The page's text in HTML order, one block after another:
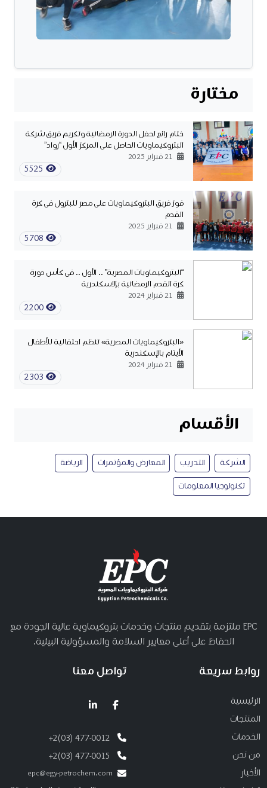
مختارة
5525
ختام رائع لحفل الدورة الرمضانية وتكريم فريق شركة
البتروكيماويات الحاصل على المركز الأول “رواد”
5708
فوز فريق البتروكيماويات على مصر للبترول فى كرة
القدم
2200
“البتروكيماويات المصرية” .. الأول .. فى كأس دورة
كرة القدم الرمضانية بإلاسكندرية
2303
«البتروكيماويات المصرية» تنظم احتفالية للأطفال
الأيتام بالإسكندرية
الأقسام
الشركة التدريب المعارض والمؤتمرات الرياضة
تكنولوجيا المعلومات
EPC ملتزمة بتقديم منتجات وخدمات بتروكيماوية عالية الجودة مع
الحفاظ على أعلى معايير السلامة والمسؤولية البيئية.
روابط سريعة
الرئيسية
المنتجات
الخدمات
من نحن
الأخبار
تواصل معنا
+2(03) 477-0012
+2(03) 477-0015
epc@egy-petrochem.com